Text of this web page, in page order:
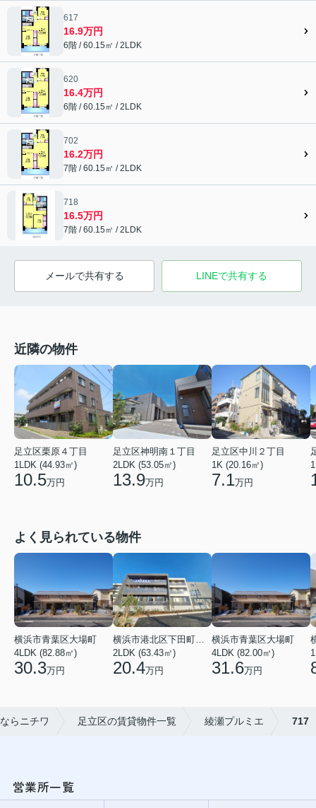
617
16.9万円
6階 / 60.15㎡ / 2LDK
620
16.4万円
6階 / 60.15㎡ / 2LDK
702
16.2万円
7階 / 60.15㎡ / 2LDK
718
16.5万円
7階 / 60.15㎡ / 2LDK
メールで共有する LINEで共有する
近隣の物件
足立区栗原４丁目
1LDK (44.93㎡)
10.5万円
足立区神明南１丁目
2LDK (53.05㎡)
13.9万円
足立区中川２丁目
1K (20.16㎡)
7.1万円
よく見られている物件
横浜市青葉区大場町
4LDK (82.88㎡)
30.3万円
横浜市港北区下田町２丁目
2LDK (63.43㎡)
20.4万円
横浜市青葉区大場町
4LDK (82.00㎡)
31.6万円
らニチワ 足立区の賃貸物件一覧 綾瀬プルミエ 717
営業所一覧